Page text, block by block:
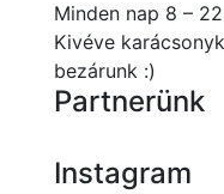
Minden nap 8 –
Kivéve
bezárunk :)
Partnerünk
Instagram